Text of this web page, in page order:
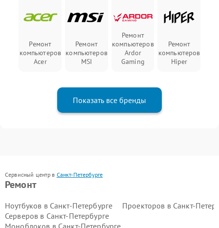
Ремонт
компьютеров
Acer
Ремонт
компьютеров
MSI
Ремонт
компьютеров
Ardor
Gaming
Ремонт
компьютеров
Hiper
Показать все бренды
Сервисный центр в Санкт-Петербурге
Ремонт
Ноутбуков в Санкт-Петербурге
Серверов в Санкт-Петербурге
Моноблоков в Санкт-Петербурге
Проекторов в Санкт-